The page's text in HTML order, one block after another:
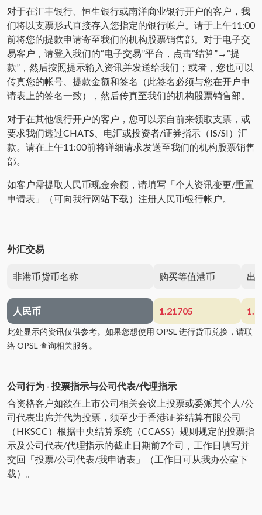
对于在汇丰银行、恒生银行或南洋商业银行开户的客户，我
们将以支票形式直接存入您指定的银行帐户。请于上午11:00
前将您的提款申请寄至我们的机构股票销售部。对于电子交
易客户，请登入我们的“电子交易”平台，点击“结算”→“提
款”，然后按照提示输入资讯并发送给我们；或者，您也可以
传真您的帐号、提款金额和签名（此签名必须与您在开户申
请表上的签名一致），然后传真至我们的机构股票销售部。
对于在其他银行开户的客户，您可以亲自前来领取支票，或
要求我们透过CHATS、电汇或投资者/证券指示（IS/SI）汇
款。请在上午11:00前将详细请求发送至我们的机构股票销售
部。
如客户需提取人民币现金余额，请填写「个人资讯变更/重置
申请表」（可向我行网站下载）注册人民币银行帐户。
外汇交易
非港币货币名称 购买等值港币 出
人民币 1.21705
此处显示的资讯仅供参考。如果您想使用 OPSL 进行货币兑换，请联
络 OPSL 查询相关服务。
公司行为 - 投票指示与公司代表/代理指示
合资格客户如欲在上市公司相关会议上投票或委派其个人/公
司代表出席并代为投票，须至少于香港证券结算有限公司
（HKSCC）根据中央结算系统（CCASS）规则规定的投票指
示及公司代表/代理指示的截止日期前7个司，工作日填写并
交回「投票/公司代表/我申请表」（工作日可从我办公室下
载）。